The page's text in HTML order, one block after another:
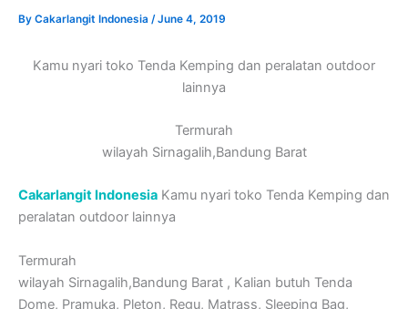
By Cakarlangit Indonesia /June 4, 2019
Kamu nyari toko Tenda Kemping dan peralatan outdoor
lainnya
Termurah
wilayah Sirnagalih,Bandung Barat
Cakarlangit Indonesia Kamu nyari toko Tenda Kemping dan
peralatan outdoor lainnya
Termurah
wilayah Sirnagalih,Bandung Barat , Kalian butuh Tenda
Dome, Pramuka, Pleton, Regu, Matrass, Sleeping Bag,